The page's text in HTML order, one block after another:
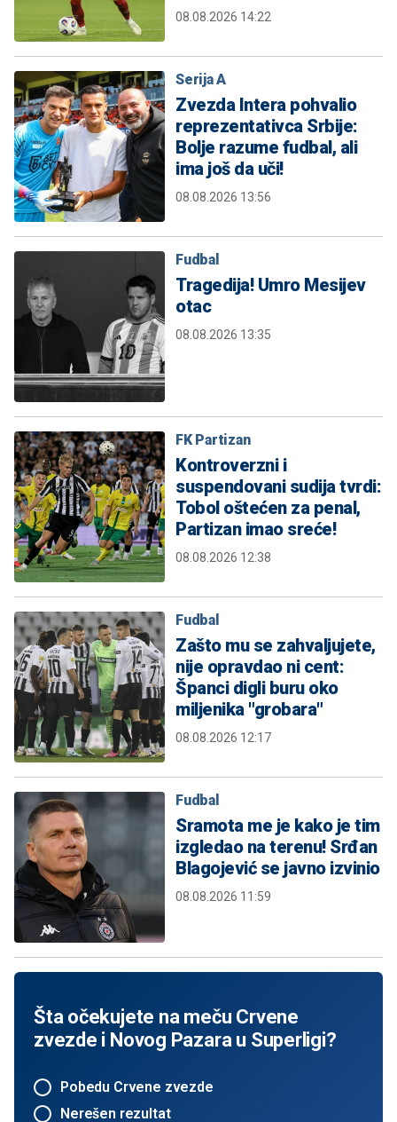
08.08.2026 14:22
Serija A
Zvezda Intera pohvalio
reprezentativca Srbije:
Bolje razume fudbal, ali
ima još da uči!
08.08.2026 13:56
Fudbal
Tragedija! Umro Mesijev
otac
08.08.2026 13:35
FK Partizan
Kontroverzni i
suspendovani sudija tvrdi:
Tobol oštećen za penal,
Partizan imao sreće!
08.08.2026 12:38
Fudbal
Zašto mu se zahvaljujete,
nije opravdao ni cent:
Španci digli buru oko
miljenika "grobara"
08.08.2026 12:17
Fudbal
Sramota me je kako je tim
izgledao na terenu! Srđan
Blagojević se javno izvinio
08.08.2026 11:59
Šta očekujete na meču Crvene
zvezde i Novog Pazara u Superligi?
Pobedu Crvene zvezde
Nerešen rezultat